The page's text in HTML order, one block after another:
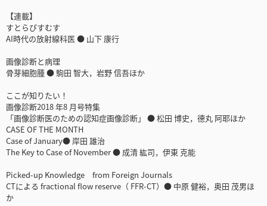
【連載】
すとらびすむす
AI時代の放射線科医 ● 山下 康行
画像診断と病理
骨芽細胞腫 ● 駒田 智大，岩野 信吾ほか
ここが知りたい！
画像診断2018 年8 月号特集
「画像診断医のための認知症画像診断」 ● 松田 博史，德丸 阿耶ほか
CASE OF THE MONTH
Case of January● 岸田 雄治
The Key to Case of November ● 成清 紘司，伊東 克能
Picked-up Knowledge from Foreign Journals
CTによる fractional flow reserve（ FFR-CT）● 中原 健裕，奥田 茂男ほ
か